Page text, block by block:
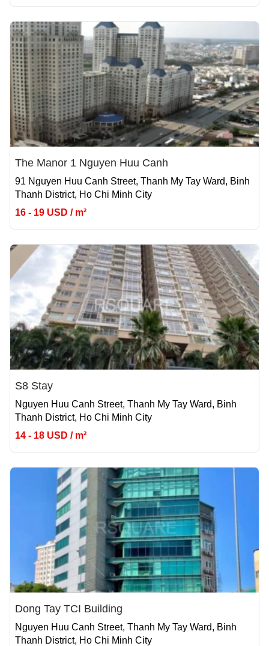
The Manor 1 Nguyen Huu Canh
91 Nguyen Huu Canh Street, Thanh My Tay Ward, Binh
Thanh District, Ho Chi Minh City
16 - 19 USD / m²
S8 Stay
Nguyen Huu Canh Street, Thanh My Tay Ward, Binh
Thanh District, Ho Chi Minh City
14 - 18 USD / m²
Dong Tay TCI Building
Nguyen Huu Canh Street, Thanh My Tay Ward, Binh
Thanh District, Ho Chi Minh City